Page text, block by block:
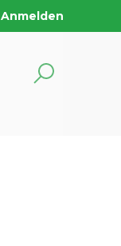
Anmelden